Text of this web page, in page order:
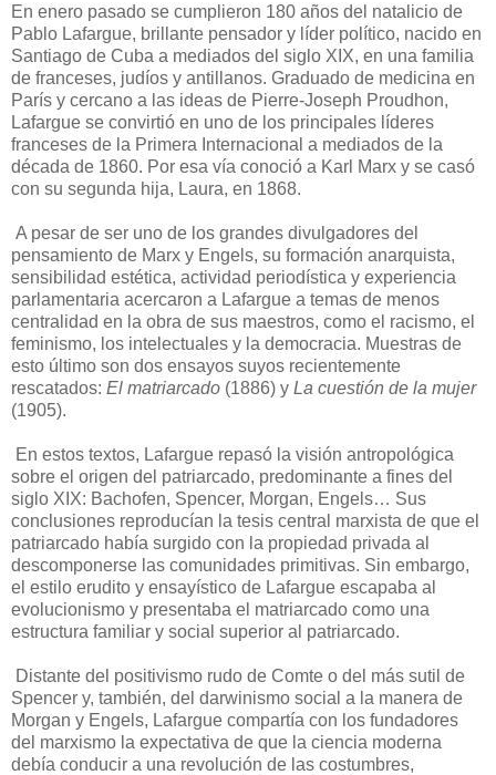
En enero pasado se cumplieron 180 años del natalicio de
Pablo Lafargue, brillante pensador y líder político, nacido en
Santiago de Cuba a mediados del siglo XIX, en una familia
de franceses, judíos y antillanos. Graduado de medicina en
París y cercano a las ideas de Pierre-Joseph Proudhon,
Lafargue se convirtió en uno de los principales líderes
franceses de la Primera Internacional a mediados de la
década de 1860. Por esa vía conoció a Karl Marx y se casó
con su segunda hija, Laura, en 1868.
A pesar de ser uno de los grandes divulgadores del
pensamiento de Marx y Engels, su formación anarquista,
sensibilidad estética, actividad periodística y experiencia
parlamentaria acercaron a Lafargue a temas de menos
centralidad en la obra de sus maestros, como el racismo, el
feminismo, los intelectuales y la democracia. Muestras de
esto último son dos ensayos suyos recientemente
rescatados: El matriarcado (1886) y La cuestión de la mujer
(1905).
En estos textos, Lafargue repasó la visión antropológica
sobre el origen del patriarcado, predominante a fines del
siglo XIX: Bachofen, Spencer, Morgan, Engels… Sus
conclusiones reproducían la tesis central marxista de que el
patriarcado había surgido con la propiedad privada al
descomponerse las comunidades primitivas. Sin embargo,
el estilo erudito y ensayístico de Lafargue escapaba al
evolucionismo y presentaba el matriarcado como una
estructura familiar y social superior al patriarcado.
Distante del positivismo rudo de Comte o del más sutil de
Spencer y, también, del darwinismo social a la manera de
Morgan y Engels, Lafargue compartía con los fundadores
del marxismo la expectativa de que la ciencia moderna
debía conducir a una revolución de las costumbres,